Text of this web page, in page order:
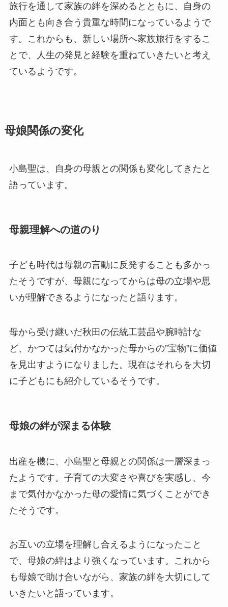
旅行を通して家族の絆を深めるとともに、自身の
内面とも向き合う貴重な時間になっているようで
す。これからも、新しい場所へ家族旅行をするこ
とで、人生の発見と経験を重ねていきたいと考え
ているようです。
母娘関係の変化
小島聖は、自身の母親との関係も変化してきたと
語っています。
母親理解への道のり
子ども時代は母親の言動に反発することも多かっ
たそうですが、母親になってからは母の立場や思
いが理解できるようになったと語ります。
母から受け継いだ秋田の伝統工芸品や腕時計な
ど、かつては気付かなかった母からの”宝物”に価値
を見出すようになりました。現在はそれらを大切
に子どもにも紹介しているそうです。
母娘の絆が深まる体験
出産を機に、小島聖と母親との関係は一層深まっ
たようです。子育ての大変さや喜びを実感し、今
まで気付かなかった母の愛情に気づくことができ
たそうです。
お互いの立場を理解し合えるようになったこと
で、母娘の絆はより強くなっています。これから
も母娘で助け合いながら、家族の絆を大切にして
いきたいと語っています。